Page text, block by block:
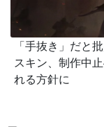
「手抜き」だと
スキン、制作中
れる方針に